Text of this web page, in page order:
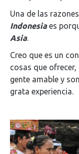
Una de las
Indonesiaes
Asia.
Creo que es un
cosas que
gente amable y
grata experiencia.